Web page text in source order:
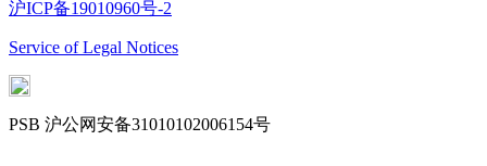
沪ICP备19010960号-2
Service of Legal Notices
PSB 沪公网安备31010102006154号